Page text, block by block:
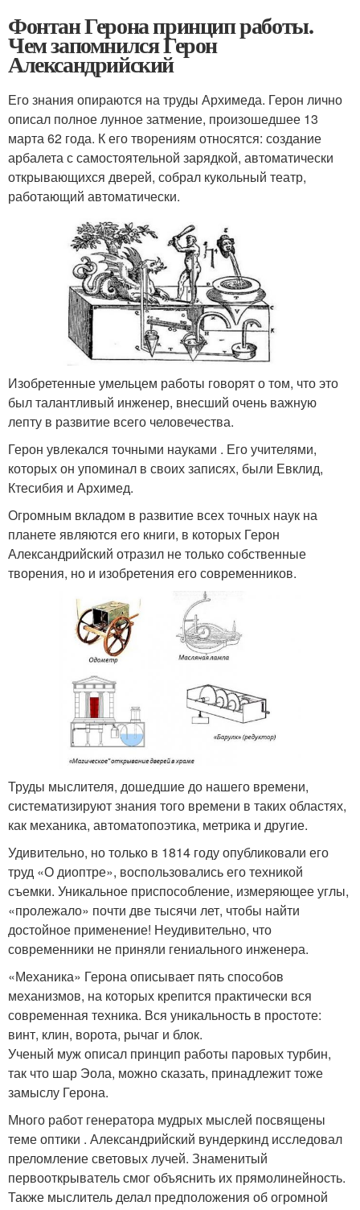
Фонтан Герона принцип работы.
Чем запомнился Герон
Александрийский
Его знания опираются на труды Архимеда. Герон лично
описал полное лунное затмение, произошедшее 13
марта 62 года. К его творениям относятся: создание
арбалета с самостоятельной зарядкой, автоматически
открывающихся дверей, собрал кукольный театр,
работающий автоматически.
Изобретенные умельцем работы говорят о том, что это
был талантливый инженер, внесший очень важную
лепту в развитие всего человечества.
Герон увлекался точными науками . Его учителями,
которых он упоминал в своих записях, были Евклид,
Ктесибия и Архимед.
Огромным вкладом в развитие всех точных наук на
планете являются его книги, в которых Герон
Александрийский отразил не только собственные
творения, но и изобретения его современников.
Труды мыслителя, дошедшие до нашего времени,
систематизируют знания того времени в таких областях,
как механика, автоматопоэтика, метрика и другие.
Удивительно, но только в 1814 году опубликовали его
труд «О диоптре», воспользовались его техникой
съемки. Уникальное приспособление, измеряющее углы,
«пролежало» почти две тысячи лет, чтобы найти
достойное применение! Неудивительно, что
современники не приняли гениального инженера.
«Механика» Герона описывает пять способов
механизмов, на которых крепится практически вся
современная техника. Вся уникальность в простоте:
винт, клин, ворота, рычаг и блок.
Ученый муж описал принцип работы паровых турбин,
так что шар Эола, можно сказать, принадлежит тоже
замыслу Герона.
Много работ генератора мудрых мыслей посвящены
теме оптики . Александрийский вундеркинд исследовал
преломление световых лучей. Знаменитый
первооткрыватель смог объяснить их прямолинейность.
Также мыслитель делал предположения об огромной